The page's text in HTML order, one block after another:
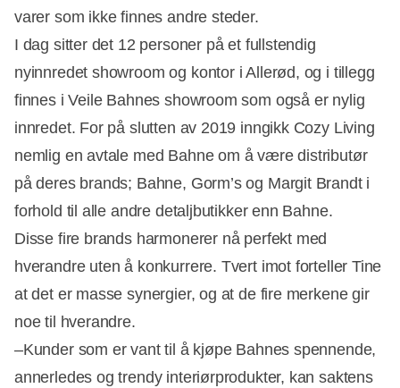
varer som ikke finnes andre steder.
I dag sitter det 12 personer på et fullstendig
nyinnredet showroom og kontor i Allerød, og i tillegg
finnes i Veile Bahnes showroom som også er nylig
innredet. For på slutten av 2019 inngikk Cozy Living
nemlig en avtale med Bahne om å være distributør
på deres brands; Bahne, Gorm’s og Margit Brandt i
forhold til alle andre detaljbutikker enn Bahne.
Disse fire brands harmonerer nå perfekt med
hverandre uten å konkurrere. Tvert imot forteller Tine
at det er masse synergier, og at de fire merkene gir
noe til hverandre.
–Kunder som er vant til å kjøpe Bahnes spennende,
annerledes og trendy interiørprodukter, kan saktens